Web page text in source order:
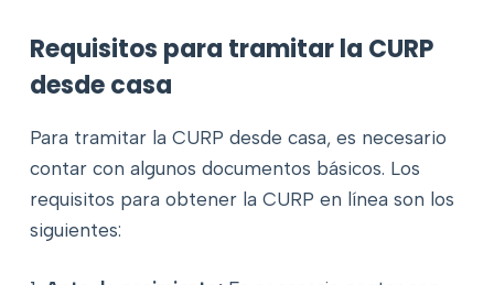
Requisitos para tramitar la CURP
desde casa
Para tramitar la CURP desde casa, es necesario
contar con algunos documentos básicos. Los
requisitos para obtener la CURP en línea son los
siguientes: